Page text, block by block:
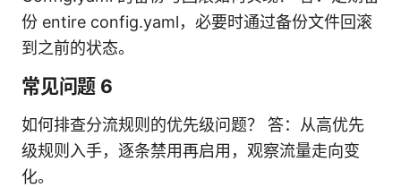
份 entire config.yaml，必要时通过备份文件回滚
到之前的状态。
常见问题 6
如何排查分流规则的优先级问题？ 答：从高优先
级规则入手，逐条禁用再启用，观察流量走向变
化。